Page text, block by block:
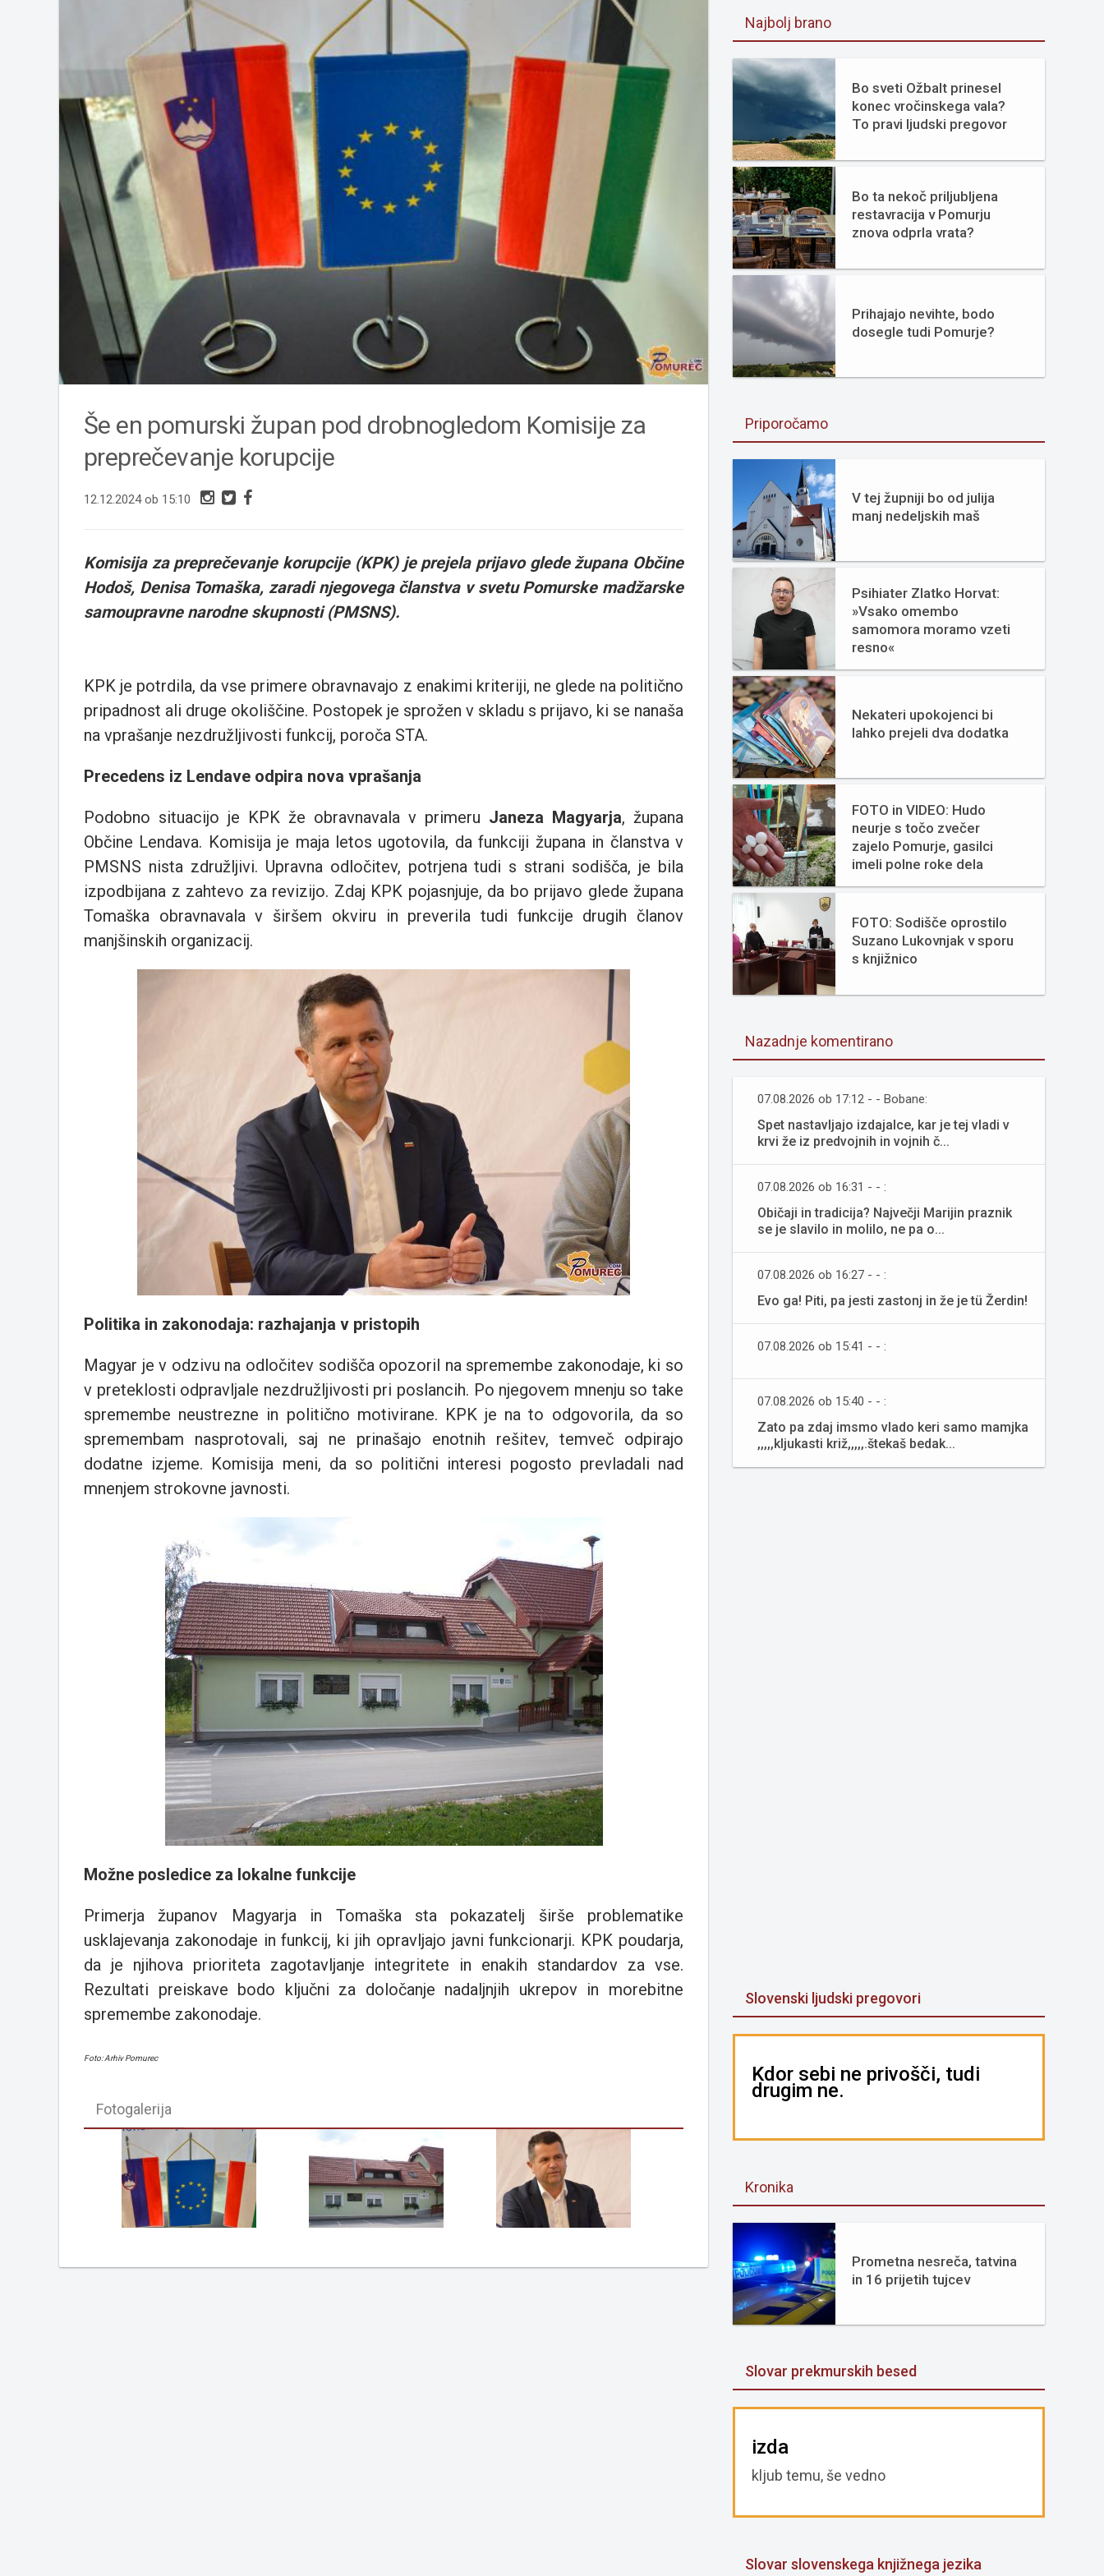
Še en pomurski župan pod drobnogledom Komisije za
preprečevanje korupcije
12.12.2024 ob 15:10
Komisija za preprečevanje korupcije (KPK) je prejela prijavo glede župana Občine
Hodoš, Denisa Tomaška, zaradi njegovega članstva v svetu Pomurske madžarske
samoupravne narodne skupnosti (PMSNS).
KPK je potrdila, da vse primere obravnavajo z enakimi kriteriji, ne glede na politično
pripadnost ali druge okoliščine. Postopek je sprožen v skladu s prijavo, ki se nanaša
na vprašanje nezdružljivosti funkcij, poroča STA.
Precedens iz Lendave odpira nova vprašanja
Podobno situacijo je KPK že obravnavala v primeru Janeza Magyarja, župana
Občine Lendava. Komisija je maja letos ugotovila, da funkciji župana in članstva v
PMSNS nista združljivi. Upravna odločitev, potrjena tudi s strani sodišča, je bila
izpodbijana z zahtevo za revizijo. Zdaj KPK pojasnjuje, da bo prijavo glede župana
Tomaška obravnavala v širšem okviru in preverila tudi funkcije drugih članov
manjšinskih organizacij.
Politika in zakonodaja: razhajanja v pristopih
Magyar je v odzivu na odločitev sodišča opozoril na spremembe zakonodaje, ki so
v preteklosti odpravljale nezdružljivosti pri poslancih. Po njegovem mnenju so take
spremembe neustrezne in politično motivirane. KPK je na to odgovorila, da so
spremembam nasprotovali, saj ne prinašajo enotnih rešitev, temveč odpirajo
dodatne izjeme. Komisija meni, da so politični interesi pogosto prevladali nad
mnenjem strokovne javnosti.
Možne posledice za lokalne funkcije
Primerja županov Magyarja in Tomaška sta pokazatelj širše problematike
usklajevanja zakonodaje in funkcij, ki jih opravljajo javni funkcionarji. KPK poudarja,
da je njihova prioriteta zagotavljanje integritete in enakih standardov za vse.
Rezultati preiskave bodo ključni za določanje nadaljnjih ukrepov in morebitne
spremembe zakonodaje.
Foto: Arhiv Pomurec
Fotogalerija
Najbolj brano
Bo sveti Ožbalt prinesel
konec vročinskega vala?
To pravi ljudski pregovor
Bo ta nekoč priljubljena
restavracija v Pomurju
znova odprla vrata?
Prihajajo nevihte, bodo
dosegle tudi Pomurje?
Priporočamo
V tej župniji bo od julija
manj nedeljskih maš
Psihiater Zlatko Horvat:
»Vsako omembo
samomora moramo vzeti
resno«
Nekateri upokojenci bi
lahko prejeli dva dodatka
FOTO in VIDEO: Hudo
neurje s točo zvečer
zajelo Pomurje, gasilci
imeli polne roke dela
FOTO: Sodišče oprostilo
Suzano Lukovnjak v sporu
s knjižnico
Nazadnje komentirano
07.08.2026 ob 17:12 - - Bobane:
Spet nastavljajo izdajalce, kar je tej vladi v
krvi že iz predvojnih in vojnih č...
07.08.2026 ob 16:31 - - :
Običaji in tradicija? Največji Marijin praznik
se je slavilo in molilo, ne pa o...
07.08.2026 ob 16:27 - - :
Evo ga! Piti, pa jesti zastonj in že je tü Žerdin!
07.08.2026 ob 15:41 - - :
07.08.2026 ob 15:40 - - :
Zato pa zdaj imsmo vlado keri samo mamjka
,,,,,kljukasti križ,,,,,.štekaš bedak...
Slovenski ljudski pregovori
Kdor sebi ne privošči, tudi
drugim ne.
Kronika
Prometna nesreča, tatvina
in 16 prijetih tujcev
Slovar prekmurskih besed
izda
kljub temu, še vedno
Slovar slovenskega knjižnega jezika